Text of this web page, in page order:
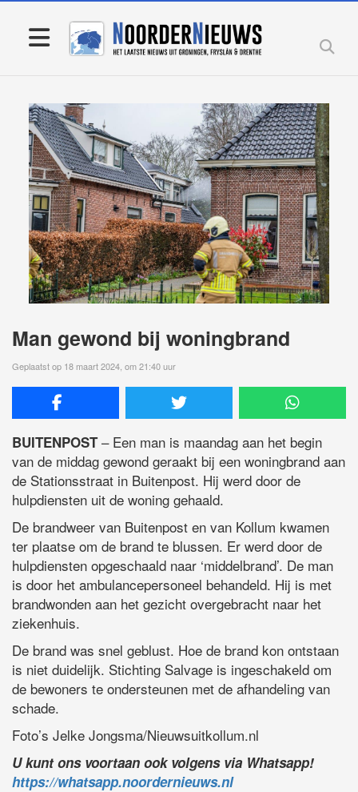
Man gewond bij woningbrand
Geplaatst op 18 maart 2024, om 21:40 uur
BUITENPOST– Een man is maandag aan het begin
van de middag gewond geraakt bij een woningbrand aan
de Stationsstraat in Buitenpost. Hij werd door de
hulpdiensten uit de woning gehaald.
De brandweer van Buitenpost en van Kollum kwamen
ter plaatse om de brand te blussen. Er werd door de
hulpdiensten opgeschaald naar ‘middelbrand’. De man
is door het ambulancepersoneel behandeld. Hij is met
brandwonden aan het gezicht overgebracht naar het
ziekenhuis.
De brand was snel geblust. Hoe de brand kon ontstaan
is niet duidelijk. Stichting Salvage is ingeschakeld om
de bewoners te ondersteunen met de afhandeling van
schade.
Foto’s Jelke Jongsma/Nieuwsuitkollum.nl
U kunt ons voortaan ook volgens via Whatsapp!
https://whatsapp.noordernieuws.nl